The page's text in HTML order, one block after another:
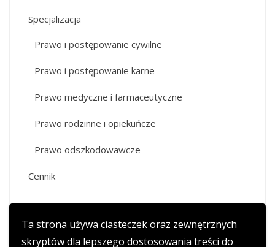
Ta strona używa ciasteczek oraz zewnętrznych
skryptów dla lepszego dostosowania treści do
Specjalizacja
Prawo i postępowanie cywilne
Prawo i postępowanie karne
Prawo medyczne i farmaceutyczne
Prawo rodzinne i opiekuńcze
Prawo odszkodowawcze
Cennik